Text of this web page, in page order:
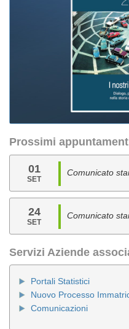
Prossimi
01
SET
Comunicato
24
SET
Comunicato
Servizi Aziende
Portali Statistici
Nuovo Processo
Comunicazioni